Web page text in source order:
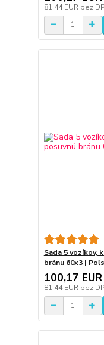
81,44 EUR bez
Sada 5 vozíkov,
bránu 60x3 |
100,17 EUR
81,44 EUR bez